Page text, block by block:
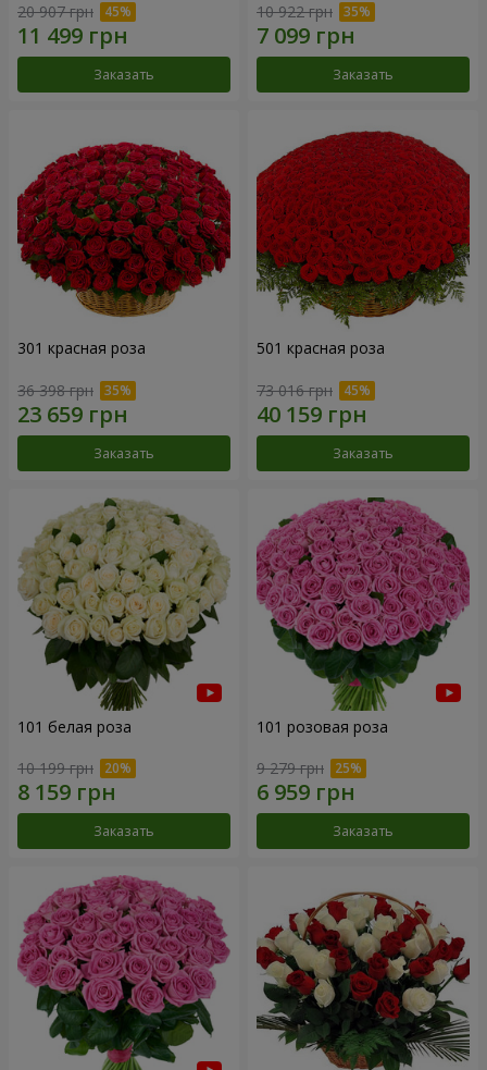
20 907 грн
Заказать
10 922 грн
Заказать
301 красная роза
36 398 грн
Заказать
501 красная роза
73 016 грн
Заказать
101 белая роза
10 199 грн
Заказать
101 розовая роза
9 279 грн
Заказать